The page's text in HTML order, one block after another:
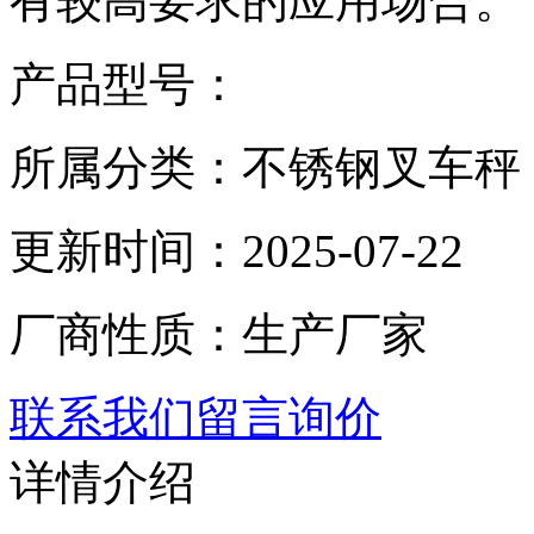
产品型号：
所属分类：不锈钢叉车秤
更新时间：2025-07-22
厂商性质：生产厂家
联系我们留言询价
详情介绍